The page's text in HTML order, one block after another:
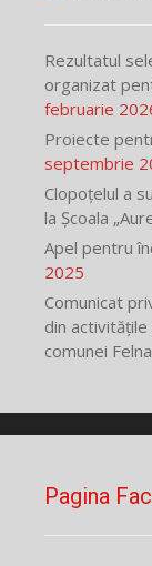
Rezultatul
organizat
februarie
Proiecte
septembrie
Clopoțelul a
la Școala
Apel pentru
2025
Comunicat
din
comunei
Pagina